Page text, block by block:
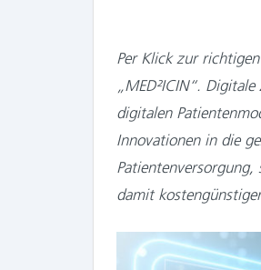
Per Klick zur
„MED²ICIN“.
digitalen
Innovationen in die
damit